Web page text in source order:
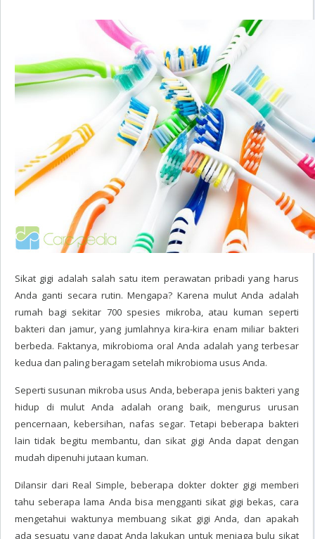
Sikat gigi adalah salah satu item perawatan pribadi yang harus
Anda ganti secara rutin. Mengapa? Karena mulut Anda adalah
rumah bagi sekitar 700 spesies mikroba, atau kuman seperti
bakteri dan jamur, yang jumlahnya kira-kira enam miliar bakteri
berbeda. Faktanya, mikrobioma oral Anda adalah yang terbesar
kedua dan paling beragam setelah mikrobioma usus Anda.
Seperti susunan mikroba usus Anda, beberapa jenis bakteri yang
hidup di mulut Anda adalah orang baik, mengurus urusan
pencernaan, kebersihan, nafas segar. Tetapi beberapa bakteri
lain tidak begitu membantu, dan sikat gigi Anda dapat dengan
mudah dipenuhi jutaan kuman.
Dilansir dari Real Simple, beberapa dokter dokter gigi memberi
tahu seberapa lama Anda bisa mengganti sikat gigi bekas, cara
mengetahui waktunya membuang sikat gigi Anda, dan apakah
ada sesuatu yang dapat Anda lakukan untuk menjaga bulu sikat